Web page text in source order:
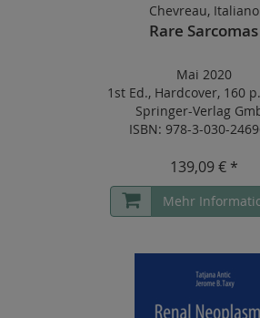
Chevreau, Italiano
Rare Sarcomas
Mai 2020
1st Ed., Hardcover, 160 p.
Springer-Verlag
ISBN: 978-3-030-
139,09 € *
Mehr